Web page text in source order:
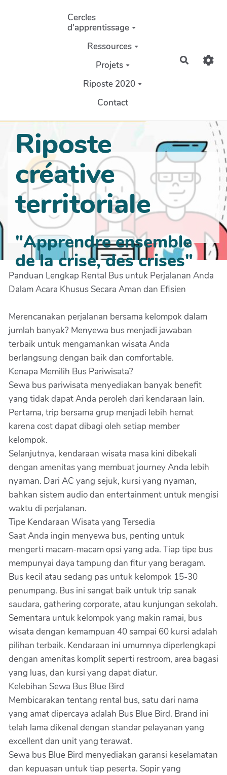
Aller au contenu principal
Cercles
d'apprentissage
Ressources
Projets
Riposte 2020
Contact
Riposte
créative
territoriale
"Apprendre ensemble
de la crise, des crises"
Panduan Lengkap Rental Bus untuk Perjalanan Anda
Dalam Acara Khusus Secara Aman dan Efisien
Merencanakan perjalanan bersama kelompok dalam
jumlah banyak? Menyewa bus menjadi jawaban
terbaik untuk mengamankan wisata Anda
berlangsung dengan baik dan comfortable.
Kenapa Memilih Bus Pariwisata?
Sewa bus pariwisata menyediakan banyak benefit
yang tidak dapat Anda peroleh dari kendaraan lain.
Pertama, trip bersama grup menjadi lebih hemat
karena cost dapat dibagi oleh setiap member
kelompok.
Selanjutnya, kendaraan wisata masa kini dibekali
dengan amenitas yang membuat journey Anda lebih
nyaman. Dari AC yang sejuk, kursi yang nyaman,
bahkan sistem audio dan entertainment untuk mengisi
waktu di perjalanan.
Tipe Kendaraan Wisata yang Tersedia
Saat Anda ingin menyewa bus, penting untuk
mengerti macam-macam opsi yang ada. Tiap tipe bus
mempunyai daya tampung dan fitur yang beragam.
Bus kecil atau sedang pas untuk kelompok 15-30
penumpang. Bus ini sangat baik untuk trip sanak
saudara, gathering corporate, atau kunjungan sekolah.
Sementara untuk kelompok yang makin ramai, bus
wisata dengan kemampuan 40 sampai 60 kursi adalah
pilihan terbaik. Kendaraan ini umumnya diperlengkapi
dengan amenitas komplit seperti restroom, area bagasi
yang luas, dan kursi yang dapat diatur.
Kelebihan Sewa Bus Blue Bird
Membicarakan tentang rental bus, satu dari nama
yang amat dipercaya adalah Bus Blue Bird. Brand ini
telah lama dikenal dengan standar pelayanan yang
excellent dan unit yang terawat.
Sewa bus Blue Bird menyediakan garansi keselamatan
dan kepuasan untuk tiap peserta. Sopir yang